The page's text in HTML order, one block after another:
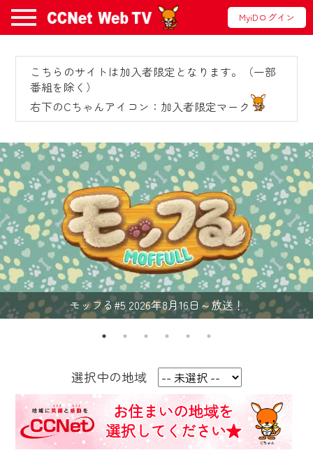
MyiDログイン
こちらのサイトは加入者限定となります。（一部
番組を除く）
右下のCちゃんアイコン：加入者限定マーク
モッフる#5 2026年8月16日～放送！
選択中の地域
お知らせ
2024/09/02
動画配信サービス『CCNet Web TV』は2024
年9月24日からリニューアルします！
【変更点】
◆デザイン変更により、お住まいの地域
の動画コンテンツが一目瞭然。
◆当社アプリやＰＣブラウザから、いつ
でも・どこでも・外出先でも！
CCNetサービスエリア20市町の地域情報
番組をご視聴いただけます！
2024年9月24日からはご加入者様へのサー
ビス向上のため、
『CCNet Web TV』を利用いただくには、
一部コンテンツを除き、
CCNetサービスへの加入と『CCNetマイ
ページ※』へのログインが必要となりま